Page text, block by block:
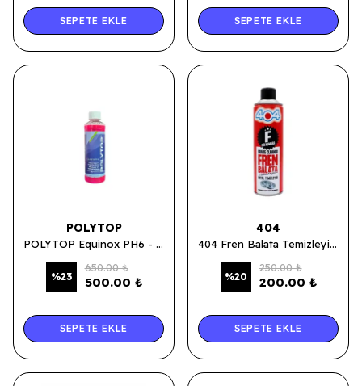
SEPETE EKLE SEPETE EKLE
POLYTOP
POLYTOP Equinox PH6 - Demir Tozu Temizleyici 500 ML
%23
650.00 ₺
500.00 ₺
SEPETE EKLE
404
404 Fren Balata Temizleyici 500 ML
%20
250.00 ₺
200.00 ₺
SEPETE EKLE